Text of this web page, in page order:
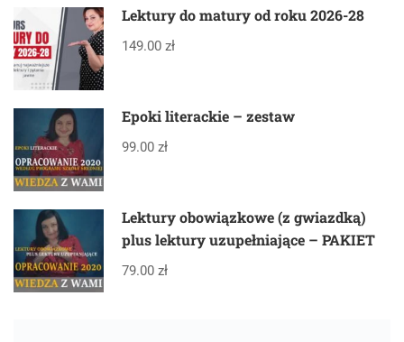
Lektury do matury od roku 2026-28
149.00 zł
Epoki literackie – zestaw
99.00 zł
Lektury obowiązkowe (z gwiazdką)
plus lektury uzupełniające – PAKIET
79.00 zł